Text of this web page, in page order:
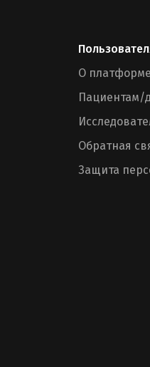
О платформе
Пациентам/
Обратная
Защита